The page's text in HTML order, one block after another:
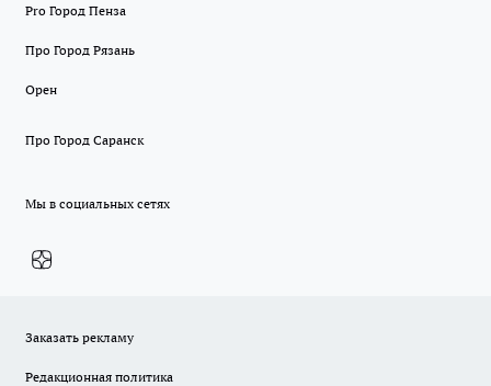
Pro Город Пенза
Про Город Рязань
Орен
Про Город Саранск
Мы в социальных сетях
Заказать рекламу
Редакционная политика